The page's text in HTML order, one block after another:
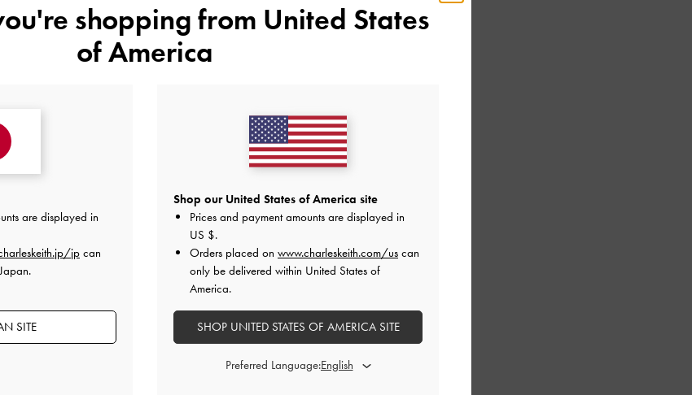
shopping from United States
of America
are displayed in
jpcan
SITE
Shop our United States of America site
Prices and payment amounts are displayed in
US $.
Orders placed on www.charleskeith.com/us can
only be delivered within United States of
America.
SHOP UNITED STATES OF AMERICA SITE
Preferred Language: